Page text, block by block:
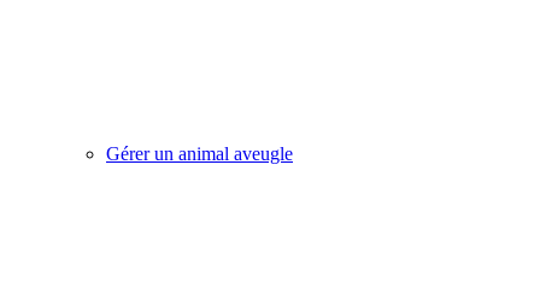
Gérer un animal aveugle